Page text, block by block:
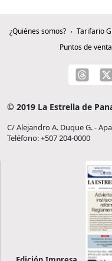
¿Quiénes somos? Tarifario
Puntos de venta
© 2019 La Estrella de
C/ Alejandro A. Duque G. -
Teléfono: +507 204-0000